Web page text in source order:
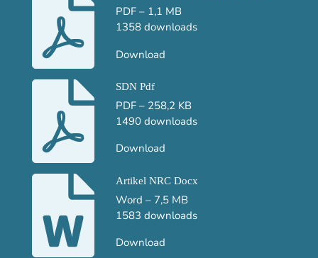
PDF – 1,1 MB
1358 downloads
Download
SDN Pdf
PDF – 258,2 KB
1490 downloads
Download
Artikel NRC Docx
Word – 7,5 MB
1583 downloads
Download